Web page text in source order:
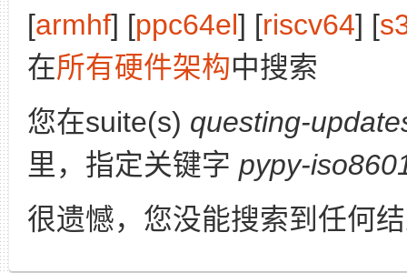
[armhf] [ppc64el] [riscv64] [
在所有硬件架构中搜索
您在suite(s) questing-
里，指定关键字 pypy-
很遗憾，您没能搜索到任何